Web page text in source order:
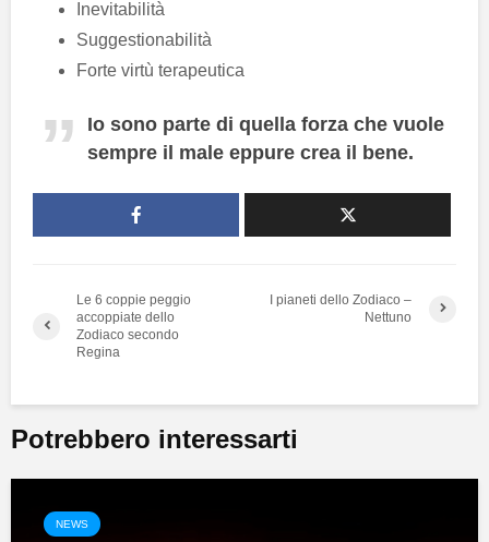
Inevitabilità
Suggestionabilità
Forte virtù terapeutica
Io sono parte di quella forza che vuole
sempre il male eppure crea il bene.
Le 6 coppie peggio
accoppiate dello
Zodiaco secondo
Regina
I pianeti dello Zodiaco –
Nettuno
Potrebbero interessarti
NEWS